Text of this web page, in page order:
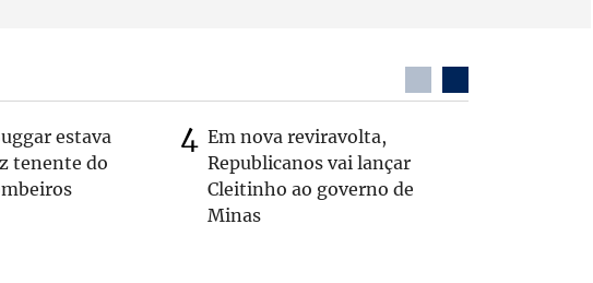
estava
tenente do
Em nova reviravolta,
Republicanos vai lançar
Cleitinho ao governo de
Minas